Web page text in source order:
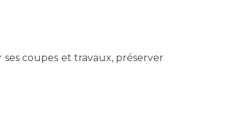
coupes et travaux, préserver